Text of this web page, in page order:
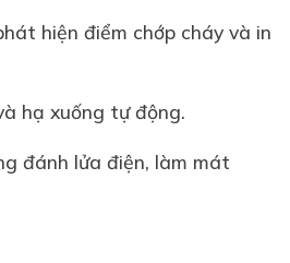
hiện điểm chớp cháy và in
hạ xuống tự động.
đánh lửa điện, làm mát